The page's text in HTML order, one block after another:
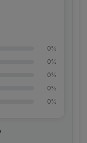
0%
0%
0%
0%
0%